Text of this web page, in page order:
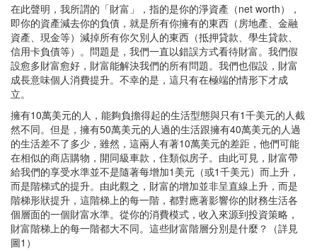
在此聲明，我所謂的「財富」，指的是你的淨資產（net worth），
即你的資產減去你的負債，就是所有你擁有的東西（房地產、金融
資產、現金等）減掉所有你欠別人的東西（抵押貸款、學生貸款、
信用卡負債等）。問題是，我們一直以錯誤方式看待財富。我們假
設愈多財富愈好，財富能解決我們的所有問題。我們也假設，財富
成長意味個人消費提升。不幸的是，這只有在極端的情形下才成
立。
擁有10萬美元的人，能夠負擔得起的生活型態與只有1千美元的人截
然不同。但是，擁有50萬美元的人過的生活跟擁有40萬美元的人過
的生活差不了多少，雖然，這兩人有著10萬美元的差距，他們可能
在相似的商店購物，開同級車款，住類似房子。由此可見，財富帶
給我們的享受水準並不是隨著每增加1美元（或1千美元）而上升，
而是階梯式的提升。由此觀之，財富的增加並非呈直線上升，而是
階梯形狀提升，這階梯上的每一階，都對應著影響你的財務生活各
個層面的一個財富水準。從你的消費模式，收入來源到投資策略，
財富階梯上的每一階都大不同。這些財富階層分別是什麼？（詳見
圖1）